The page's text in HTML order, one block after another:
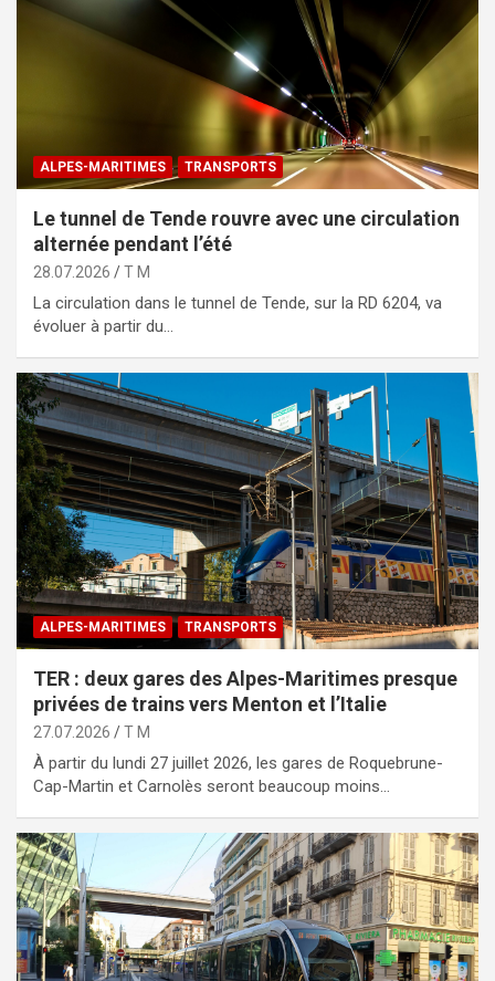
ALPES-MARITIMES TRANSPORTS
Le tunnel de Tende rouvre avec une circulation
alternée pendant l’été
28.07.2026 T M
La circulation dans le tunnel de Tende, sur la RD 6204, va
évoluer à partir du…
ALPES-MARITIMES TRANSPORTS
TER : deux gares des Alpes-Maritimes presque
privées de trains vers Menton et l’Italie
27.07.2026 T M
À partir du lundi 27 juillet 2026, les gares de Roquebrune-
Cap-Martin et Carnolès seront beaucoup moins…